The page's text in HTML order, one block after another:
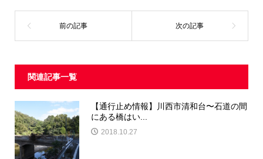
関連記事一覧
【通行止め情報】川西市清和台〜石道の間
にある橋はい...
2018.10.27